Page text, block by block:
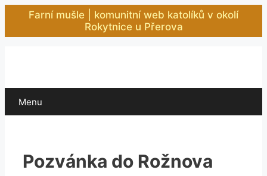
Přeskočit
obsah
Farní mušle | komunitní web katolíků v okolí
Rokytnice u Přerova
Menu
Pozvánka do Rožnova